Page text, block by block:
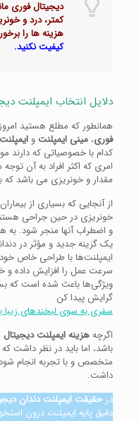
دیجیتال فوری
کمتر، درد و
هزینه ها را
کیفیت نکنید.
دلایل انتخاب ایمپلنت
همانطور که مطلع هستید
فوری، مینی ایمپلنت و
کدام با خصوصیاتی که دارند
امری که اکثر افراد به آن
مقدار و خونریزی می باشد
از آنجایی که بسیاری از
خونریزی در حین جراحی
و اضطراب آنها منجر شود. به
یک گزینه جدید و مؤثر در
ایمپلنت‌ها با طراحی خاص
سرعت عمل را افزایش داده و
ویژگی‌ها باعث شده است که
گرایش پیدا کن
سفری به سوی لبخندهای زیبا با بیش از
اگرچههزینه ایمپلنت دیجیتال
باشد، اما باید در نظر داشت
متخصص و با تجربه انجام
داشت.
درحقیقت ایمپلنت دندان
دقیق پایه ایمپلنت درون